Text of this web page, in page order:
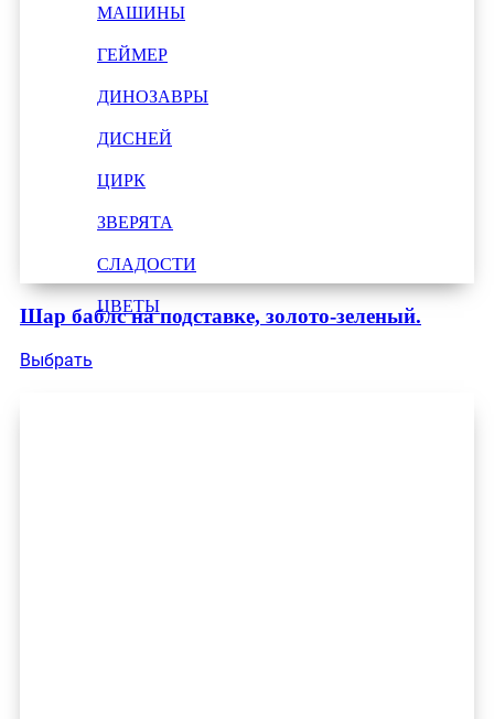
МАШИНЫ
ГЕЙМЕР
ДИНОЗАВРЫ
ДИСНЕЙ
ЦИРК
ЗВЕРЯТА
СЛАДОСТИ
ЦВЕТЫ
Шар баблс на подставке, золото-зеленый.
Выбрать